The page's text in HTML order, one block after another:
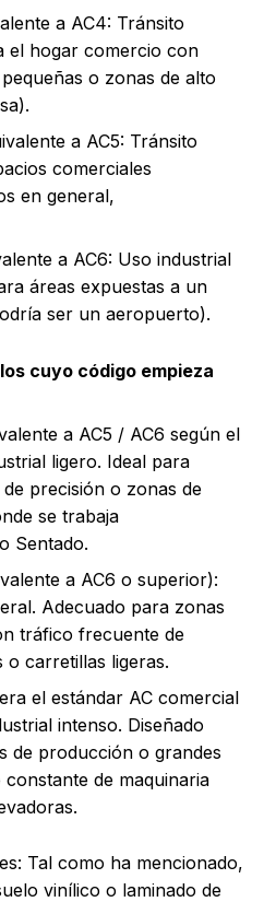
a AC4: Tránsito
el hogar comercio con
o zonas de alto
a AC5: Tránsito
comerciales
en general,
a AC6: Uso industrial
áreas expuestas a un
ser un aeropuerto).
cuyo código empieza
a AC5 / AC6 según el
ligero. Ideal para
precisión o zonas de
se trabaja
Sentado.
a AC6 o superior):
Adecuado para zonas
tráfico frecuente de
o carretillas ligeras.
el estándar AC comercial
intenso. Diseñado
de producción o grandes
de maquinaria
Tal como ha mencionado,
vinílico o laminado de